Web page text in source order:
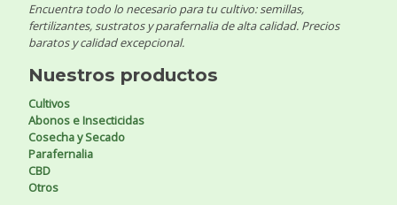
Encuentra todo lo necesario para tu cultivo: semillas,
fertilizantes, sustratos y parafernalia de alta calidad. Precios
baratos y calidad excepcional.
Nuestros productos
Cultivos
Abonos e Insecticidas
Cosecha y Secado
Parafernalia
CBD
Otros